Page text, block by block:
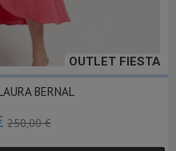
OUTLET FIESTA
BERNAL
250,00 €